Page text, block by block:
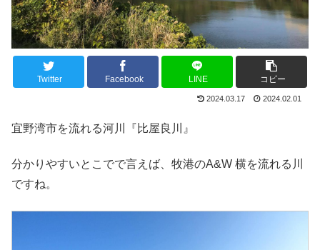
Twitter Facebook LINE コピー
2024.03.17 2024.02.01
宜野湾市を流れる河川『比屋良川』
分かりやすいとこでで言えば、牧港のA&W 横を流れる川
ですね。